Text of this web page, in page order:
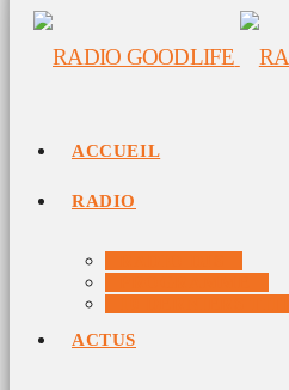
ACCUEIL
RADIO
ACTUS